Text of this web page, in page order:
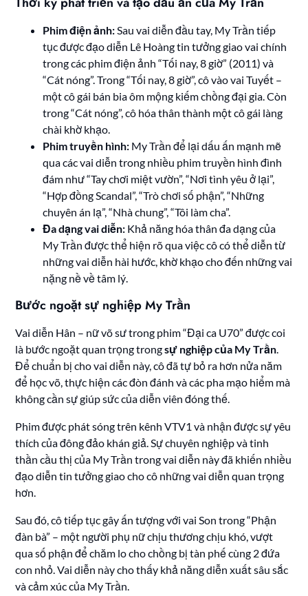
Phim điện ảnh:Sau vai diễn đầu tay, My Trần tiếp
tục được đạo diễn Lê Hoàng tin tưởng giao vai chính
trong các phim điện ảnh “Tối nay, 8 giờ” (2011) và
“Cát nóng”. Trong “Tối nay, 8 giờ”, cô vào vai Tuyết –
một cô gái bán bia ôm mộng kiếm chồng đại gia. Còn
trong “Cát nóng”, cô hóa thân thành một cô gái làng
chài khờ khạo.
Phim truyền hình: My Trần để lại dấu ấn mạnh mẽ
qua các vai diễn trong nhiều phim truyền hình đình
đám như “Tay chơi miệt vườn”, “Nơi tình yêu ở lại”,
“Hợp đồng Scandal”, “Trò chơi số phận”, “Những
chuyên án lạ”, “Nhà chung”, “Tôi làm cha”.
Đa dạng vai diễn: Khả năng hóa thân đa dạng của
My Trần được thể hiện rõ qua việc cô có thể diễn từ
những vai diễn hài hước, khờ khạo cho đến những vai
nặng nề về tâm lý.
Bước ngoặt sự nghiệp My Trần
Vai diễn Hân – nữ võ sư trong phim “Đại ca U70” được coi
là bước ngoặt quan trọng trongsự nghiệp của My Trần.
Để chuẩn bị cho vai diễn này, cô đã tự bỏ ra hơn nửa năm
để học võ, thực hiện các đòn đánh và các pha mạo hiểm mà
không cần sự giúp sức của diễn viên đóng thế.
Phim được phát sóng trên kênh VTV1 và nhận được sự yêu
thích của đông đảo khán giả. Sự chuyên nghiệp và tinh
thần cầu thị của My Trần trong vai diễn này đã khiến nhiều
đạo diễn tin tưởng giao cho cô những vai diễn quan trọng
hơn.
Sau đó, cô tiếp tục gây ấn tượng với vai Son trong “Phận
đàn bà” – một người phụ nữ chịu thương chịu khó, vượt
qua số phận để chăm lo cho chồng bị tàn phế cùng 2 đứa
con nhỏ. Vai diễn này cho thấy khả năng diễn xuất sâu sắc
và cảm xúc của My Trần.